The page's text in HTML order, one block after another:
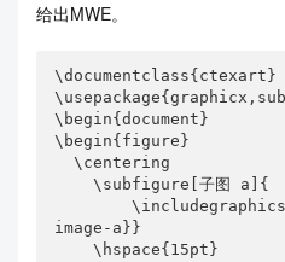
给出MWE。
\documentclass{ctexart}
\begin{document}
\begin{figure}
  \centering
    \subfigure[子图 a]{
        \includegraphics[width=4cm]{example-
image-a}}
    \hspace{15pt}